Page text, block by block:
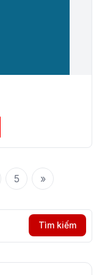
5 »
Tìm kiếm